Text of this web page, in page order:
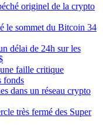
originel de la crypto
le sommet du Bitcoin 34
délai de 24h sur les
faille critique
fonds
dans un réseau crypto
très fermé des Super